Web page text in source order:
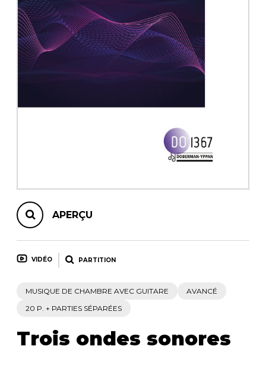
AUTRES PRODUITS
APERÇU
VIDÉO PARTITION
MUSIQUE DE CHAMBRE AVEC GUITARE
AVANCÉ
20 P. + PARTIES SÉPARÉES
Trois ondes sonores